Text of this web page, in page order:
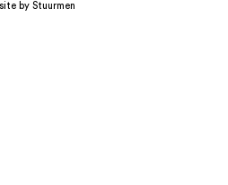
by Stuurmen